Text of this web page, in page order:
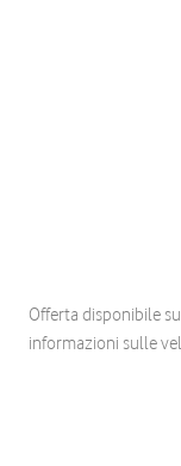
Offerta disponibile
informazioni sulle